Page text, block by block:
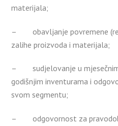
materijala;
– obavljanje povremene
zalihe proizvoda i materijala;
– sudjelovanje u
godišnjim inventurama i
svom segmentu;
– odgovornost za